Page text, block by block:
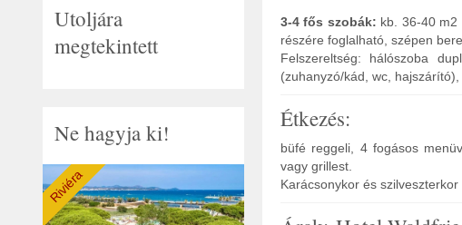
Utoljára
megtekintett
Ne hagyja ki!
Riviéra
3-4 fős szobák: kb. 36-40 m2
részére foglalható, szépen
Felszereltség: hálószoba
(zuhanyzó/kád, wc,
Étkezés:
büfé reggeli, 4 fogásos
vagy grillest.
Karácsonykor és szilveszterkor